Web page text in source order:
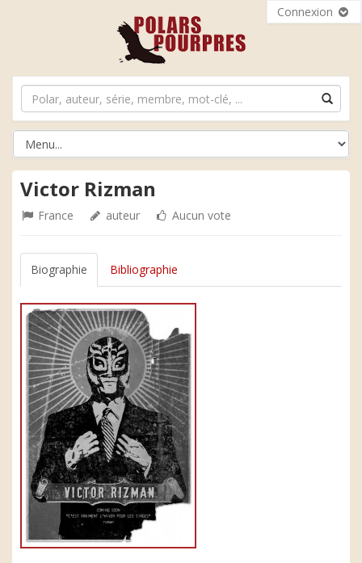
Connexion
Victor Rizman
France auteur Aucun vote
Biographie Bibliographie